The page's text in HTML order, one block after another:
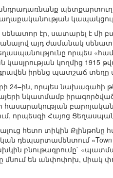
էր, սատարել է մի
այդ ժամանակ
որպես
կասյրության կողմից 1915
իրենց պատշաճ տեղը
24–ին, որպես նախագահի
նկատմամբ
որպեսզի Հայոց
հետո տիկին Քլինթոնը
դեպարտամենտում
բնութագրումը`
են անփոփոխ, միակ